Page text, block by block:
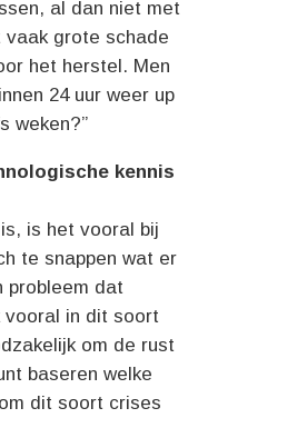
al dan niet met
vaak grote schade
het herstel. Men
24 uur weer up
weken?”
kennis
is het vooral bij
te snappen wat er
probleem dat
vooral in dit soort
om de rust
baseren welke
dit soort crises